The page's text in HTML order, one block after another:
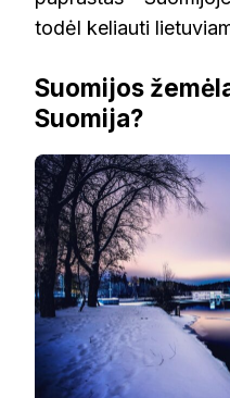
todėl keliauti
Suomijos
Suomija?